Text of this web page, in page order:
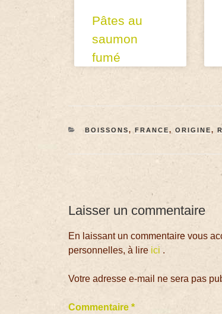
Pâtes au
saumon
fumé
BOISSONS, FRANCE, ORIGINE,
Laisser un commentaire
En laissant un commentaire vous
personnelles, à lire ici .
Votre adresse e-mail ne sera pas
Commentaire*